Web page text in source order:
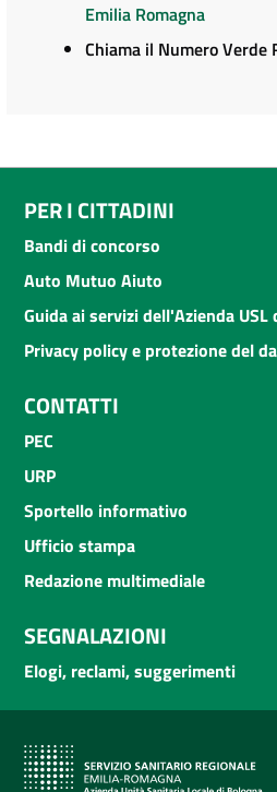
Emilia Romagna
Chiama il Numero Verde
PER I CITTADINI
Bandi di concorso
Auto Mutuo Aiuto
Guida ai servizi dell'Azienda USL
Privacy policy e protezione del
CONTATTI
PEC
URP
Sportello informativo
Ufficio stampa
Redazione multimediale
SEGNALAZIONI
Elogi, reclami, suggerimenti